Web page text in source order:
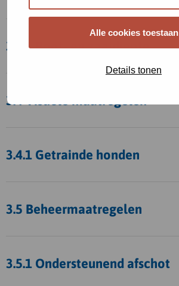
Alle cookies toestaan
Details tonen
3.3.1 Poot- en zaaidiepte
3.4 Visuele maatregelen
3.4.1 Getrainde honden
3.5 Beheermaatregelen
3.5.1 Ondersteunend afschot